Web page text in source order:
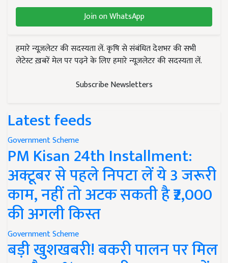
Join on WhatsApp
हमारे न्यूज़लेटर की सदस्यता लें. कृषि से संबंधित देशभर की सभी
लेटेस्ट ख़बरें मेल पर पढ़ने के लिए हमारे न्यूज़लेटर की सदस्यता लें.
Subscribe Newsletters
Latest feeds
Government Scheme
PM Kisan 24th Installment:
अक्टूबर से पहले निपटा लें ये 3 जरूरी
काम, नहीं तो अटक सकती है ₹2,000
की अगली किस्त
Government Scheme
बड़ी खुशखबरी! बकरी पालन पर मिल